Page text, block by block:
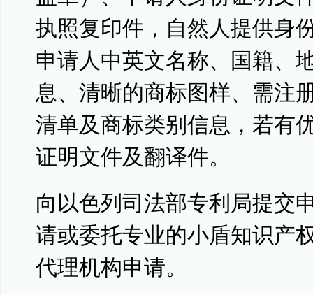
执照复印件，自然人提供身
申请人中英文名称、国籍、
息、清晰的商标图样、需注
清单及商标类别信息，若有
证明文件及翻译件。
向以色列司法部专利局提交
请或委托专业的小盾知识产
代理机构申请。